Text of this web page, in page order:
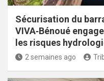
Sécurisation du
VIVA‑Bénoué
les risques
2 semaines ago